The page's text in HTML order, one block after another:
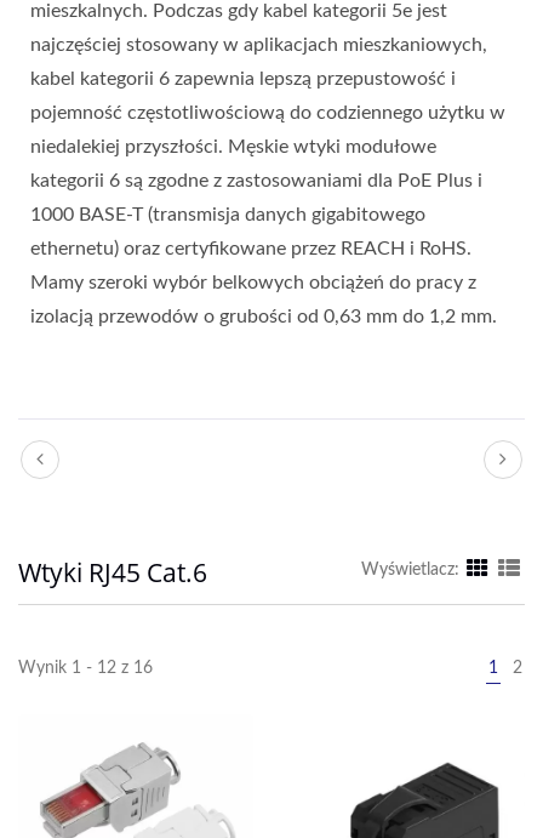
mieszkalnych. Podczas gdy kabel kategorii 5e jest
najczęściej stosowany w aplikacjach mieszkaniowych,
kabel kategorii 6 zapewnia lepszą przepustowość i
pojemność częstotliwościową do codziennego użytku w
niedalekiej przyszłości. Męskie wtyki modułowe
kategorii 6 są zgodne z zastosowaniami dla PoE Plus i
1000 BASE-T (transmisja danych gigabitowego
ethernetu) oraz certyfikowane przez REACH i RoHS.
Mamy szeroki wybór belkowych obciążeń do pracy z
izolacją przewodów o grubości od 0,63 mm do 1,2 mm.
Wtyki RJ45 Cat.6 Wyświetlacz:
Wynik 1 - 12 z 16 1 2